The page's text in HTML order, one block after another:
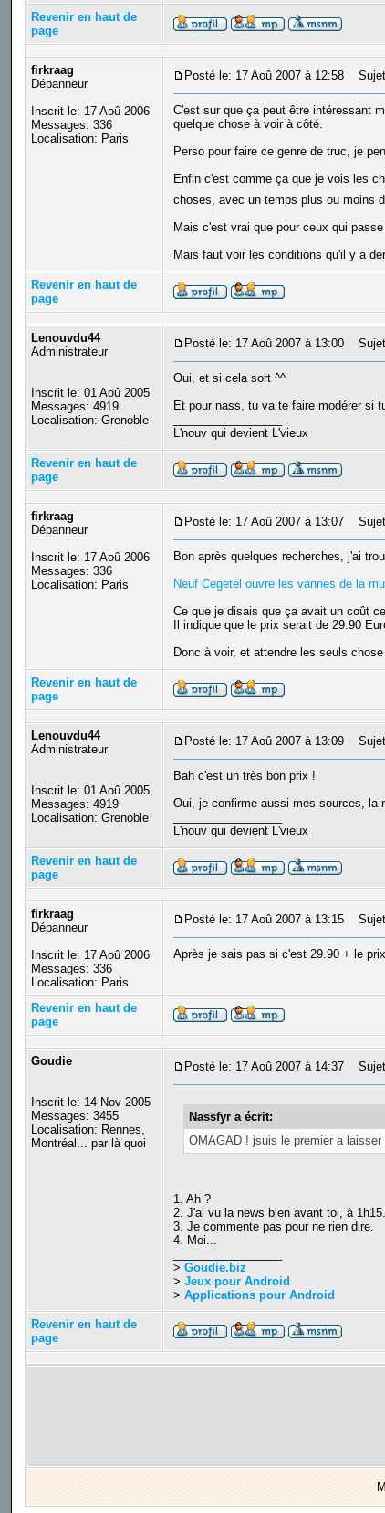
Revenir en haut de
page
firkraag
Dépanneur
Inscrit le: 17 Aoû 2006
Messages: 336
Localisation: Paris
Posté le: 17 Aoû 2007 à 12:58 Sujet
C'est sur que ça peut être intéressant
quelque chose à voir à côté.
Perso pour faire ce genre de truc, je
Enfin c'est comme ça que je vois les
choses, avec un temps plus ou moins
Mais c'est vrai que pour ceux qui
Mais faut voir les conditions qu'il y a
Revenir en haut de
page
Lenouvdu44
Administrateur
Inscrit le: 01 Aoû 2005
Messages: 4919
Localisation: Grenoble
Posté le: 17 Aoû 2007 à 13:00 Sujet
Oui, et si cela sort ^^
Et pour nass, tu va te faire modérer si
L'nouv qui devient L'vieux
Revenir en haut de
page
firkraag
Dépanneur
Inscrit le: 17 Aoû 2006
Messages: 336
Localisation: Paris
Posté le: 17 Aoû 2007 à 13:07 Sujet
Bon après quelques recherches, j'ai
Neuf Cegetel ouvre les vannes de la
Ce que je disais que ça avait un coût
Il indique que le prix serait de 29.90
Donc à voir, et attendre les seuls
Revenir en haut de
page
Lenouvdu44
Administrateur
Inscrit le: 01 Aoû 2005
Messages: 4919
Localisation: Grenoble
Posté le: 17 Aoû 2007 à 13:09 Sujet
Bah c'est un très bon prix !
Oui, je confirme aussi mes sources, la
L'nouv qui devient L'vieux
Revenir en haut de
page
firkraag
Dépanneur
Inscrit le: 17 Aoû 2006
Messages: 336
Localisation: Paris
Posté le: 17 Aoû 2007 à 13:15 Sujet
Après je sais pas si c'est 29.90 + le
Revenir en haut de
page
Goudie
Inscrit le: 14 Nov 2005
Messages: 3455
Localisation: Rennes,
Montréal... par là quoi
Posté le: 17 Aoû 2007 à 14:37 Sujet
Nassfyr a écrit:
OMAGAD ! jsuis le premier a
1. Ah ?
2. J'ai vu la news bien avant toi, à 1h15.
3. Je commente pas pour ne rien dire.
4. Moi...
> Goudie.biz
> Jeux pour Android
> Applications pour Android
Revenir en haut de
page